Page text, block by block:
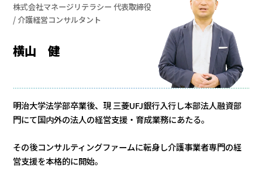
株式会社マネージリテラシー 代表取締役
/ 介護経営コンサルタント
横山 健
明治大学法学部卒業後、現 三菱UFJ銀行入行し本部法人融資部
門にて国内外の法人の経営支援・育成業務にあたる。
その後コンサルティングファームに転身し介護事業者専門の経
営支援を本格的に開始。